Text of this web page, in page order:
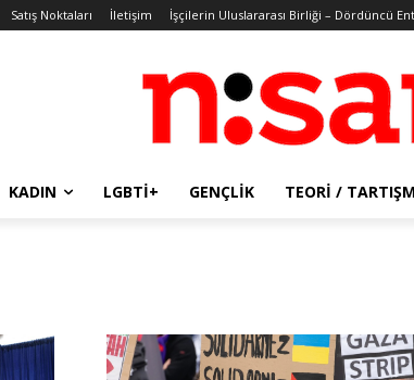
Satış Noktaları İletişim İşçilerin Uluslararası Birliği – Dördüncü
KADIN LGBTİ+ GENÇLIK TEORI /